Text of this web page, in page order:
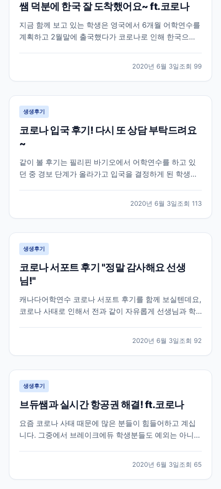
쌤 덕분에 한국 잘 도착했어요~ ft.코로나
지금 함께 보고 있는 학생은 영국에서 6개월 어학연수를
계획하고 2월말에 출국했다가 코로나로 인해 한국으로
으로 아무래도 시기가 시기인지라 돌아오는 항공편을 구
하기 어렵다보니 브레이크에듀 쌤에게 항공권에 대한 조
언과...
2020년 6월 3일조회 99
생생후기
코로나 입국 후기! 다시 또 상담 부탁드려요
~
같이 볼 후기는 필리핀 바기오에서 어학연수를 하고 있
던 중 경보 단계가 올라가고 입국을 결정하게 된 학생과
이 한국으로 귀국하기 위해 이용해야 하는 상황인데도
공항까지 이동조차 어려워 지던 상황이라 상황이 매우
급...
2020년 6월 3일조회 113
생생후기
코로나 서포트 후기 "정말 감사해요 선생
님!"
캐나다어학연수 코로나 서포트 후기를 함께 보실텐데요,
코로나 사태로 인해서 전과 같이 자유롭게 선생님과 학
을 위해 선생님과 학생들이 화상으로 수업하는 온라인
강의로 대체되었는데요. 학원 직원분들도 우리나라와 같
이 재택근...
2020년 6월 3일조회 92
생생후기
브듀쌤과 실시간 항공권 해결! ft.코로나
요즘 코로나 사태 때문에 많은 분들이 힘들어하고 계십
니다. 그중에서 브레이크에듀 학생분들도 예외는 아니었
이었지만 브레이크에듀는 함께 걱정하고 최선을 다해 옆
에서 서포트 해드리는 게 맞다고 생각합니다. 하단 카톡
2020년 6월 3일조회 65